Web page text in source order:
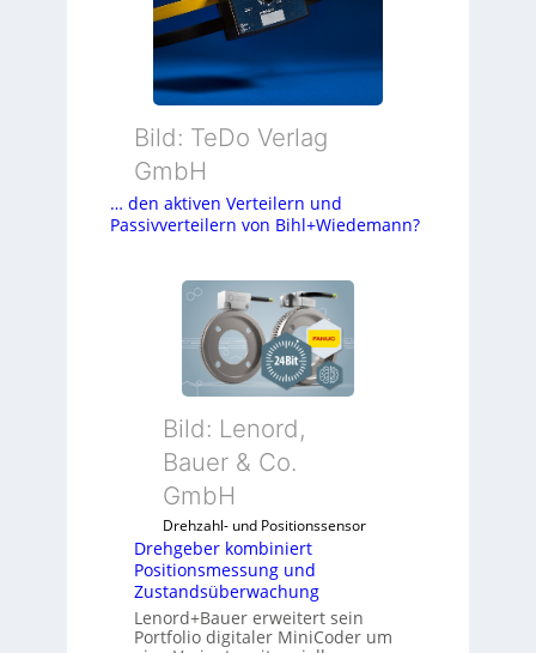
Bild: TeDo Verlag
GmbH
… den aktiven Verteilern und
Passivverteilern von Bihl+Wiedemann?
Bild: Lenord,
Bauer & Co.
GmbH
Drehzahl- und Positionssensor
Drehgeber kombiniert
Positionsmessung und
Zustandsüberwachung
Lenord+Bauer erweitert sein
Portfolio digitaler MiniCoder um